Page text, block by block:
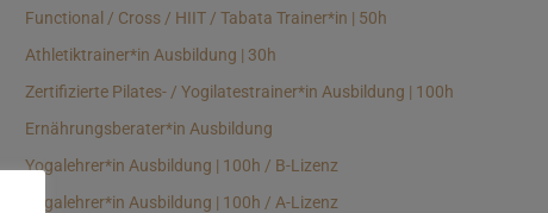
Functional / Cross / HIIT / Tabata Trainer*in | 50h
Athletiktrainer*in Ausbildung | 30h
Zertifizierte Pilates- / Yogilatestrainer*in Ausbildung | 100h
Ernährungsberater*in Ausbildung
Yogalehrer*in Ausbildung | 100h / B-Lizenz
Yogalehrer*in Ausbildung | 100h / A-Lizenz